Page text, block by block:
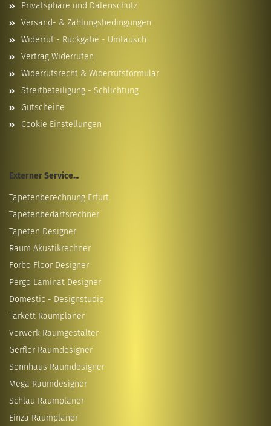
Privatsphäre und Datenschutz
Versand- & Zahlungsbedingungen
Widerruf - Rückgabe - Umtausch
Vertrag Widerrufen
Widerrufsrecht & Widerrufsformular
Streitbeteiligung - Schlichtung
Gutscheine
Cookie Einstellungen
Externer Service...
Tapetenberechnung Erfurt
Tapetenbedarfsrechner
Tapeten Designer
Raum Akustikrechner
Forbo Floor Designer
Pergo Laminat Designer
Domestic - Designstudio
Tarkett Raumplaner
Vorwerk Raumgestalter
Gerflor Raumdesigner
Sonnhaus Raumdesigner
Mega Raumdesigner
Schlau Raumplaner
Einza Raumplaner